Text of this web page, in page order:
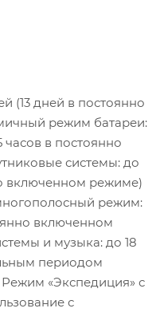
(13 дней в постоянно
режим батареи:
часов в постоянно
системы: до
включенном режиме)
режим:
включенном
и музыка: до 18
периодом
Режим «Экспедиция» с
с